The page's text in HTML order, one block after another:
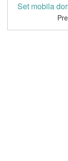
Set mobila